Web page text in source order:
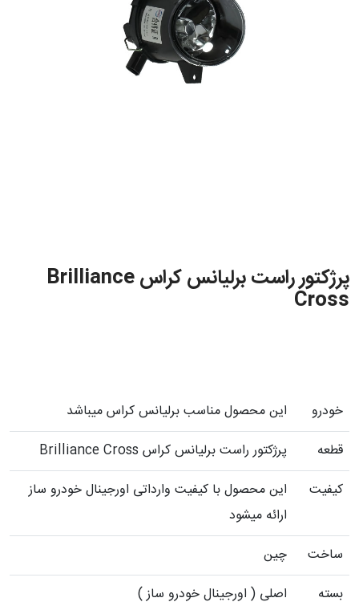
پرژکتور راست برلیانس کراس Brilliance
Cross
خودرو
این محصول مناسب برلیانس کراس میباشد
قطعه
پرژکتور راست برلیانس کراس Brilliance Cross
کیفیت
این محصول با کیفیت وارداتی اورجینال خودرو ساز
ارائه میشود
ساخت
چین
بسته
اصلی ( اورجینال خودرو ساز )